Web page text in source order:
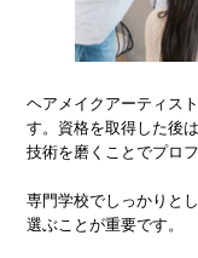
ヘアメイクアーティス
す。資格を取得した後
技術を磨くことでプロ
専門学校でしっかりと
選ぶことが重要です。